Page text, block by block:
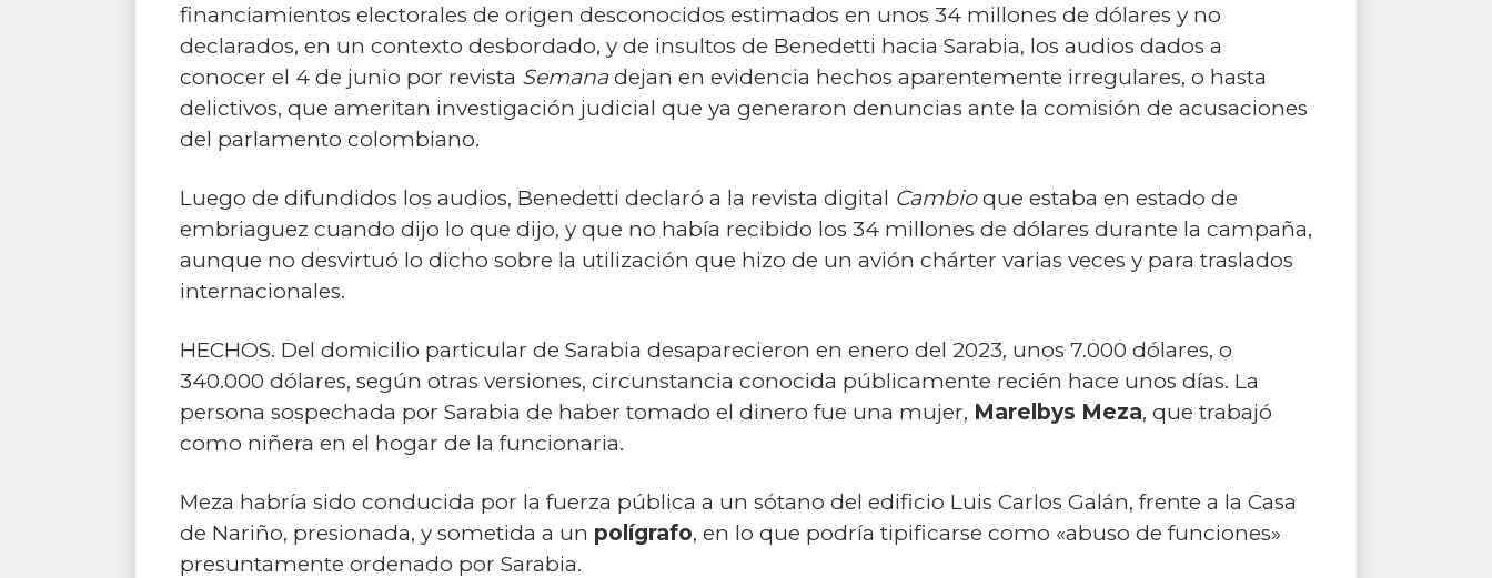
financiamientos electorales de origen desconocidos estimados en unos 34 millones de dólares y no
declarados, en un contexto desbordado, y de insultos de Benedetti hacia Sarabia, los audios dados a
conocer el 4 de junio por revista Semanadejan en evidencia hechos aparentemente irregulares, o hasta
delictivos, que ameritan investigación judicial que ya generaron denuncias ante la comisión de acusaciones
del parlamento colombiano.
Luego de difundidos los audios, Benedetti declaró a la revista digital Cambioque estaba en estado de
embriaguez cuando dijo lo que dijo, y que no había recibido los 34 millones de dólares durante la campaña,
aunque no desvirtuó lo dicho sobre la utilización que hizo de un avión chárter varias veces y para traslados
internacionales.
HECHOS. Del domicilio particular de Sarabia desaparecieron en enero del 2023, unos 7.000 dólares, o
340.000 dólares, según otras versiones, circunstancia conocida públicamente recién hace unos días. La
persona sospechada por Sarabia de haber tomado el dinero fue una mujer, Marelbys Meza, que trabajó
como niñera en el hogar de la funcionaria.
Meza habría sido conducida por la fuerza pública a un sótano del edificio Luis Carlos Galán, frente a la Casa
de Nariño, presionada, y sometida a un polígrafo, en lo que podría tipificarse como «abuso de funciones»
presuntamente ordenado por Sarabia.